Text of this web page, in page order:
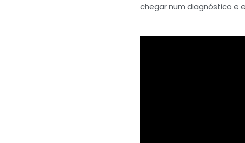
chegar num diagnóstico e